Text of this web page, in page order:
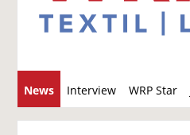
News Interview WRP Star